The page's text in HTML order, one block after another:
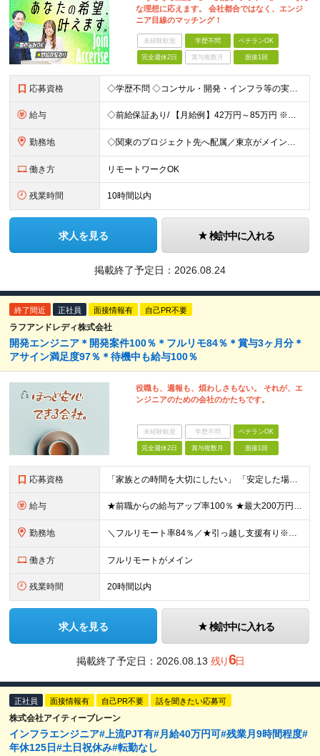
な理想に応えます。 会社都合ではなく、エンジ
ニア目線のマッチング！
未経験歓迎 学歴不問 ベテランOK
完全週休2日 賞与複数月 面接1回
応募資格 ◇学歴不問 ◇コンサル・開発・インフラ等の実務経験（目安：3年以上）をお持ちの方 ◇技術領域・業種は不問です（サーバ／NW／クラウドいずれも歓迎） 【こんな方に向いています】 ◎自分のキャリアを主体
給与 ◇前給保証あり/ 【月給例】42万円～85万円 ※経験・スキル・前職給与を考慮のうえ決定します。 ※上記金額には固定残業代（30時間分／月7.5万円～15万円）を含みます。超過分は別途支給。
勤務地 ◇関東のプロジェクト先へ配属／東京がメインです ◇転勤はありません ◇案件によってはフルリモートが可能 【本社】千代田区神田小川町1-5-1 神田御幸ビル8F
働き方 リモートワークOK
残業時間 10時間以内
求人を見る 検討中に入れる
掲載終了予定日： 2026.08.24
終了間近 正社員 面接情報有 自己PR不要
ラフアンドレディ株式会社
開発エンジニア＊開発案件100％＊フルリモ84％＊賞与3ヶ月分＊
アサイン満足度97％＊待機中も給与100％
役職も、週報も、煩わしさもない。 それが、エ
ンジニアのための会社のかたちです。
未経験歓迎 学歴不問 ベテランOK
完全週休2日 賞与複数月 面接1回
応募資格 「家族との時間を大切にしたい」 「安定した場所で長く働きたい」 そんな方にピッタリ！ ◆エンジニアとしての実務経験3年以上（工程・言語不問） ◆高卒以上 ★typeの別求人にて未経験の採用も行って
給与 ★前職からの給与アップ率100％ ★最大200万円程度年収アップした社員も ■月給34万円～＋各種手当＋賞与(年2回/6月・12月) ※基本給は経験・スキルなどを考慮の上決定いたします ※上記金額
勤務地 ＼フルリモート率84％／★引っ越し支援有り※規定あり ■東京・神奈川・千葉・埼玉にあるクライアント先 ■本社：東京都渋谷区恵比寿西1-21-10 代官山デュープレックス702 ≪社内のメンバーとの繋
働き方 フルリモートがメイン
残業時間 20時間以内
求人を見る 検討中に入れる
掲載終了予定日： 2026.08.13 残り6日
正社員 面接情報有 自己PR不要 話を聞きたい応募可
株式会社アイティーブレーン
インフラエンジニア#上流PJT有#月給40万円可#残業月9時間程度#
年休125日#土日祝休み#転勤なし